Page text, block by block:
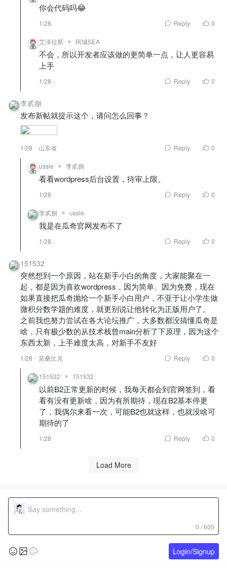
你会代码吗😂
1/28 Reply 0
艾泽拉斯 阿城SEA
不会，所以开发者应该做的更简单一点，让人更容易
上手
1/28 Reply 0
李贰捌
发布新帖就提示这个，请问怎么回事？
1/28 山东省 Reply 0
ussle 李贰捌
看看wordpress后台设置，待审上限。
1/28 Reply 0
李贰捌 ussle
我是在瓜奇官网发布不了
1/28 Reply 0
151532
突然想到一个原因，站在新手小白的角度，大家能聚在一
起，都是因为喜欢wordpress，因为简单、因为免费，现在
如果直接把瓜奇抛给一个新手小白用户，不亚于让小学生做
微积分数学题的难度，就更别说让他转化为正版用户了。
之前我也努力尝试在各大论坛推广，大多数都没搞懂瓜奇是
啥，只有极少数的从技术栈曾main分析了下原理，因为这个
东西太新，上手难度太高，对新手不友好
1/28 莫桑比克 Reply 0
151532 151532
以前B2正常更新的时候，我每天都会到官网签到，看
看有没有更新啥，因为有所期待，现在B2基本停更
了，我偶尔来看一次，可能B2也就这样，也就没啥可
期待的了
1/28 Reply 0
Load More
0 / 600
Login/Signup